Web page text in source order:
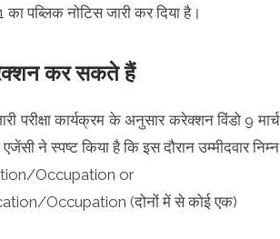
का पब्लिक नोटिस जारी कर दिया है।
कर सकते हैं
परीक्षा कार्यक्रम के अनुसार करेक्शन विंडो 9
एजेंसी ने स्पष्ट किया है कि इस दौरान उम्मीदवार
Occupation or
Occupation (दोनों में से कोई एक)